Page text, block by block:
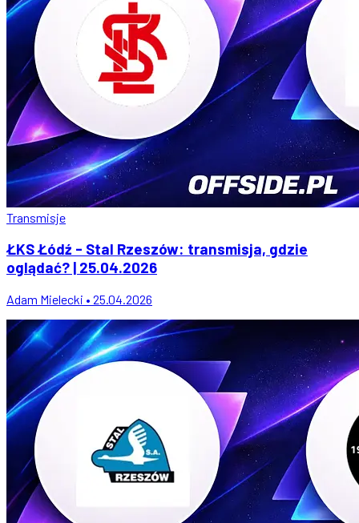
Transmisje
ŁKS Łódź - Stal Rzeszów: transmisja, gdzie
oglądać? | 25.04.2026
Adam Mielecki • 25.04.2026